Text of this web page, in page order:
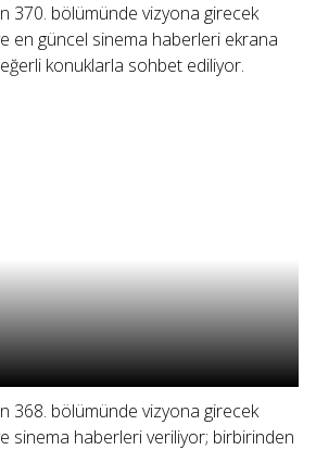
370. bölümünde vizyona girecek
en güncel sinema haberleri ekrana
konuklarla sohbet ediliyor.
368. bölümünde vizyona girecek
sinema haberleri veriliyor; birbirinden